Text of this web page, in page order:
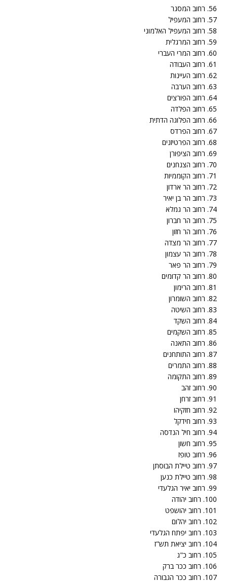
56. רחוב המסגר
57. רחוב המעפיל
58. רחוב המעפיל האלמוני
59. רחוב המרגלית
60. רחוב המרי העברי
61. רחוב העבודה
62. רחוב העיינות
63. רחוב הערבה
64. רחוב הפורצים
65. רחוב הפלדה
66. רחוב הפלוגה הדתית
67. רחוב הפרדס
68. רחוב הפרטיזנים
69. רחוב הציפורן
70. רחוב הצנחנים
71. רחוב הקוממיות
72. רחוב הר ארדון
73. רחוב הר בן יאיר
74. רחוב הר גמלא
75. רחוב הר חברון
76. רחוב הר חזון
77. רחוב הר מצדה
78. רחוב הר עצמון
79. רחוב הר פאר
80. רחוב הר קדומים
81. רחוב הרימון
82. רחוב השומרון
83. רחוב השיטה
84. רחוב השקד
85. רחוב השקמים
86. רחוב התאנה
87. רחוב התותחנים
88. רחוב התמרים
89. רחוב התקומה
90. רחוב זהב
91. רחוב זרחן
92. רחוב חזקיהו
93. רחוב חידקל
94. רחוב חיל הנדסה
95. רחוב חשון
96. רחוב טופז
97. רחוב טיילת הבוסתן
98. רחוב טיילת כנען
99. רחוב יאיר הגלעדי
100. רחוב יהודה
101. רחוב יהושפט
102. רחוב יהלום
103. רחוב יפתח הגלעדי
104. רחוב יציאת תש"ז
105. רחוב כ"ג
106. רחוב ככר ברק
107. רחוב ככר הגבורה